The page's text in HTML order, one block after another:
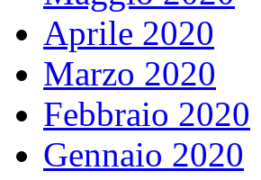
Aprile 2020
Marzo 2020
Febbraio 2020
Gennaio 2020